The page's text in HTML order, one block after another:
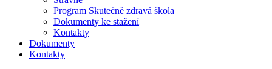
Program Skutečně zdravá škola
Dokumenty ke stažení
Kontakty
Dokumenty
Kontakty